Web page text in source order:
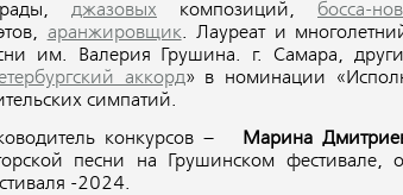
джазовых композиций, босса-
аранжировщик. Лауреат и
им. Валерия Грушина. г. Самара,
аккорд» в номинации
симпатий.
конкурсов –
Марина
песни на Грушинском фестивале,
-2024.